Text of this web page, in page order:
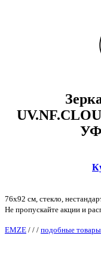
76x92 см, стекло,
Не пропускайте акции и
EMZE / / / подобные товары